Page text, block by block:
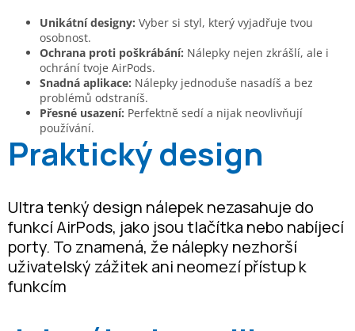
Unikátní designy: Vyber si styl, který vyjadřuje tvou
osobnost.
Ochrana proti poškrábání: Nálepky nejen zkrášlí, ale i
ochrání tvoje AirPods.
Snadná aplikace: Nálepky jednoduše nasadíš a bez
problémů odstraníš.
Přesné usazení: Perfektně sedí a nijak neovlivňují
používání.
Praktický design
Ultra tenký design nálepek nezasahuje do
funkcí AirPods, jako jsou tlačítka nebo nabíjecí
porty. To znamená, že nálepky nezhorší
uživatelský zážitek ani neomezí přístup k
funkcím